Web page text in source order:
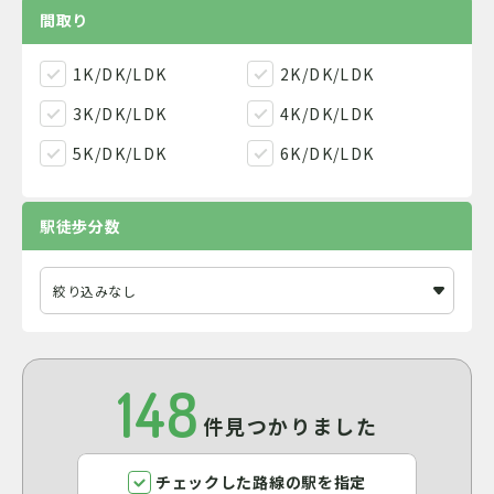
間取り
1K/DK/LDK
2K/DK/LDK
3K/DK/LDK
4K/DK/LDK
5K/DK/LDK
6K/DK/LDK
駅徒歩分数
148 件見つかりました
チェックした路線の駅を指定